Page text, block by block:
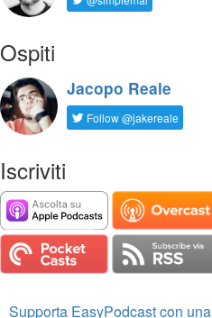
Ospiti
Jacopo Reale
Follow @jakereale
Iscriviti
Supporta EasyPodcast con una